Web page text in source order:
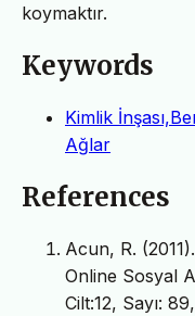
koymaktır.
Keywords
Kimlik
Ağlar
References
Acun, R.
Online Sosyal
Cilt:12, Sayı: